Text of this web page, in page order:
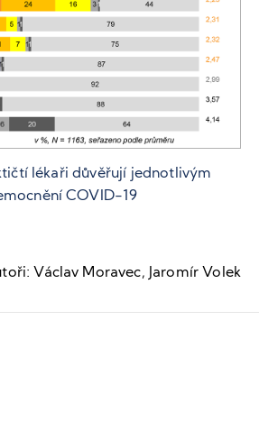
lékaři důvěřují jednotlivým
COVID-19
Václav Moravec, Jaromír Volek